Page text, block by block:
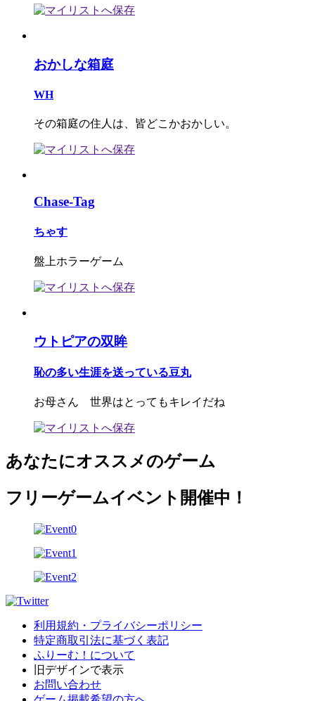
おかしな箱庭
WH
その箱庭の住人は、皆どこかおかしい。
Chase-Tag
ちゃす
盤上ホラーゲーム
ウトピアの双眸
恥の多い生涯を送っている豆丸
お母さん 世界はとってもキレイだね
あなたにオススメのゲーム
フリーゲームイベント開催中！
利用規約・プライバシーポリシー
特定商取引法に基づく表記
ふりーむ！について
旧デザインで表示
お問い合わせ